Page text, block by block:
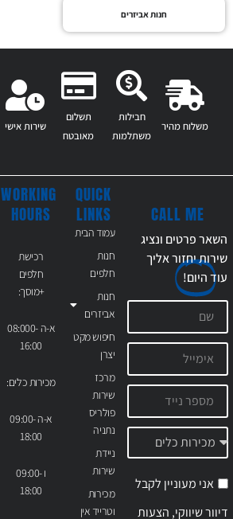
חנות אביזרים
משלוח מהיר
חבילות
משתלמות
תשלום
מאובטח
שירות אישי
QUICK
LINKS
עמוד הבית
חנות
חלפים
חנות
אביזרים
חיפוש מקט
יצרן
מרכז
שירות
פולריס
נתניה
ניידת
שירות
מכירות
וטרייד אין
WORKING
HOURS
רכישת
חלפים
+מוסך:
א-ה 08:000-
16:00
מכירות כלים:
א-ה 09:00-
18:00
ו 09:00-
18:00
CALL ME
השאר פרטים ונציג
שירות יחזור אליך
עודהיום!
אני מעוניין לקבל
דיוור שיווקי, הצעות